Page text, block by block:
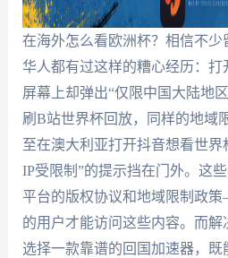
在海外怎么看欧洲杯？相信不少
华人都有过这样的糟心经历：打
屏幕上却弹出“仅限中国大陆地
刷B站世界杯回放，同样的地域
至在澳大利亚打开抖音想看世界
IP受限制”的提示挡在门外。这
平台的版权协议和地域限制政
的用户才能访问这些内容。而
选择一款靠谱的回国加速器，